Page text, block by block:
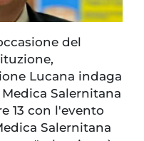
del
Lucana indaga
Salernitana
13 con l'evento
Salernitana